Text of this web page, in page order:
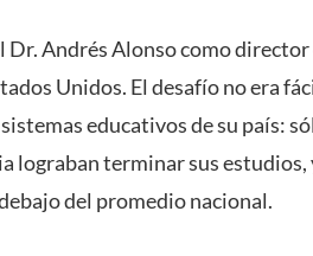
Dr. Andrés Alonso como
Unidos. El desafío no era
educativos de su país:
lograban terminar sus estudios,
del promedio nacional.